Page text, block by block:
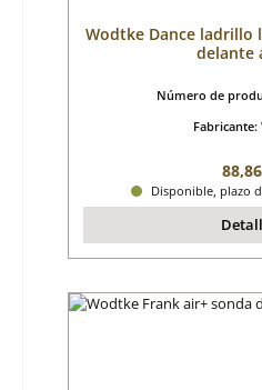
Wodtke Dance ladrillo
delante
Número de
Fabricante:
Disponible, plazo